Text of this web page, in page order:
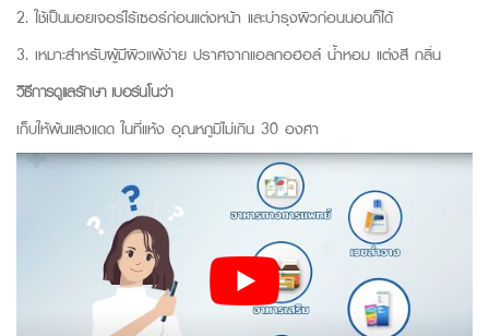
2. ใช้เป็นมอยเจอร์ไร้เซอร์ก่อนแต่งหน้า และบำรุงผิวก่อนนอนก็ได้
3. เหมาะสำหรับผู้มีผิวแพ้ง่าย ปราศจากแอลกอฮอล์ น้ำหอม แต่งสี กลิ่น
วิธีการดูแลรักษา เบอร์นโนว่า
เก็บให้พ้นแสงแดด ในที่แห้ง อุณหภูมิไม่เกิน 30 องศา